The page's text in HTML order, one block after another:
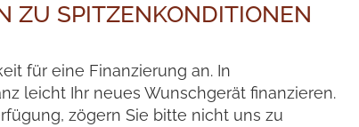
ZU SPITZENKONDITIONEN
für eine Finanzierung an. In
leicht Ihr neues Wunschgerät finanzieren.
zögern Sie bitte nicht uns zu